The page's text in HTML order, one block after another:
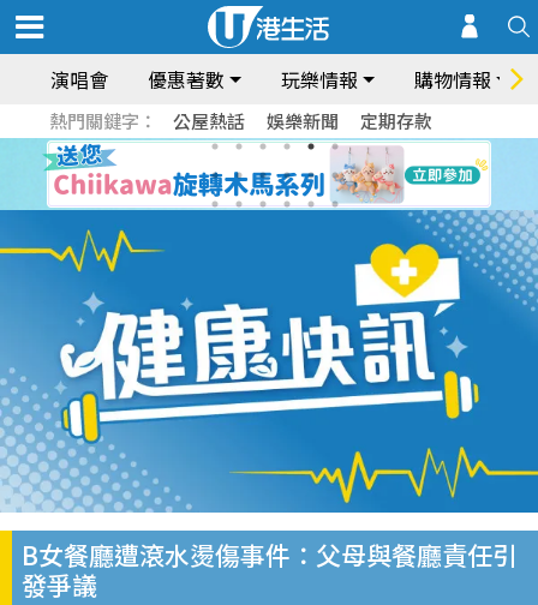
演唱會 優惠著數 玩樂情報 購物情報
熱門關鍵字： 公屋熱話 娛樂新聞 定期存款
B女餐廳遭滾水燙傷事件：父母與餐廳責任引
發爭議